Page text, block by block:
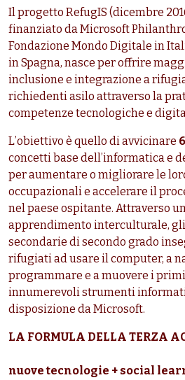
Il progetto RefugIS (dicembre
finanziato da Microsoft
Fondazione Mondo Digitale in
in Spagna, nasce per offrire
inclusione e integrazione a
richiedenti asilo attraverso la
competenze tecnologiche e
L’obiettivo è quello di avvicinare
concetti base dell’informatica e
per aumentare o migliorare le
occupazionali e accelerare il
nel paese ospitante. Attraverso
apprendimento interculturale,
secondarie di secondo grado
rifugiati ad usare il computer, a
programmare e a muovere i
innumerevoli strumenti
disposizione da Microsoft.
LA FORMULA DELLA TERZA
nuove tecnologie + social